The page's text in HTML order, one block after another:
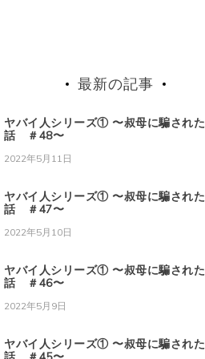
最新の記事
ヤバイ人シリーズ① 〜叔母に騙された
話 ＃48〜
2022年5月11日
ヤバイ人シリーズ① 〜叔母に騙された
話 ＃47〜
2022年5月10日
ヤバイ人シリーズ① 〜叔母に騙された
話 ＃46〜
2022年5月9日
ヤバイ人シリーズ① 〜叔母に騙された